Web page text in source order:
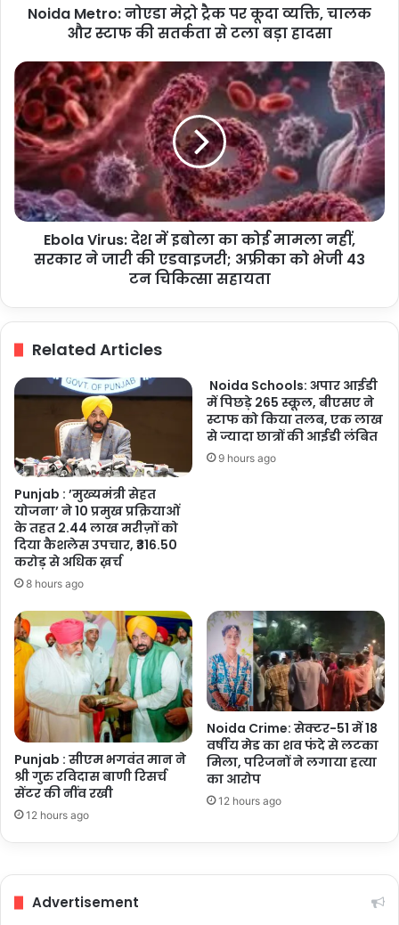
और
सतर्कता
से
टला
बड़ा
हादसा
Noida Metro: नोएडा मेट्रो ट्रैक पर कूदा व्यक्ति, चालक
और स्टाफ की सतर्कता से टला बड़ा हादसा
Ebola
Virus:
देश
में
इबोला
का
कोई
मामला
नहीं,
एडवाइजरी;
43
Ebola Virus: देश में इबोला का कोई मामला नहीं,
सरकार ने जारी की एडवाइजरी; अफ्रीका को भेजी 43
टन चिकित्सा सहायता
Related Articles
Punjab : ’मुख्यमंत्री सेहत
योजना’ ने 10 प्रमुख प्रक्रियाओं
के तहत 2.44 लाख मरीज़ों को
दिया कैशलेस उपचार, ₹316.50
करोड़ से अधिक ख़र्च
8 hours ago
Noida Schools: अपार आईडी
में पिछड़े 265 स्कूल, बीएसए ने
स्टाफ को किया तलब, एक लाख
से ज्यादा छात्रों की आईडी लंबित
9 hours ago
Punjab : सीएम भगवंत मान ने
श्री गुरु रविदास बाणी रिसर्च
सेंटर की नींव रखी
12 hours ago
Noida Crime: सेक्टर-51 में 18
वर्षीय मेड का शव फंदे से लटका
मिला, परिजनों ने लगाया हत्या
का आरोप
12 hours ago
Advertisement